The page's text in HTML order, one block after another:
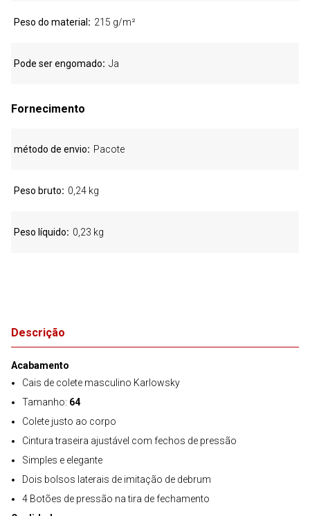
Descrição
Acabamento
Cais de colete masculino Karlowsky
Tamanho: 64
Colete justo ao corpo
Cintura traseira ajustável com fechos de pressão
Simples e elegante
Dois bolsos laterais de imitação de debrum
4 Botões de pressão na tira de fechamento
Peso do material 215 g/m²
Pode ser engomado Ja
Fornecimento
método de envio Pacote
Peso bruto 0,24 kg
Peso líquido 0,23 kg